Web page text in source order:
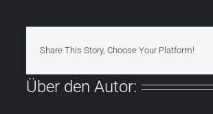
Share This Story, Choose Your Platform!
Über den Autor: